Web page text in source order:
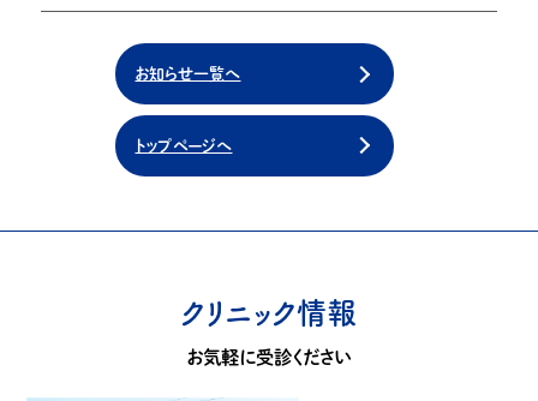
お知らせ一覧へ
トップページへ
クリニック情報
お気軽に受診ください